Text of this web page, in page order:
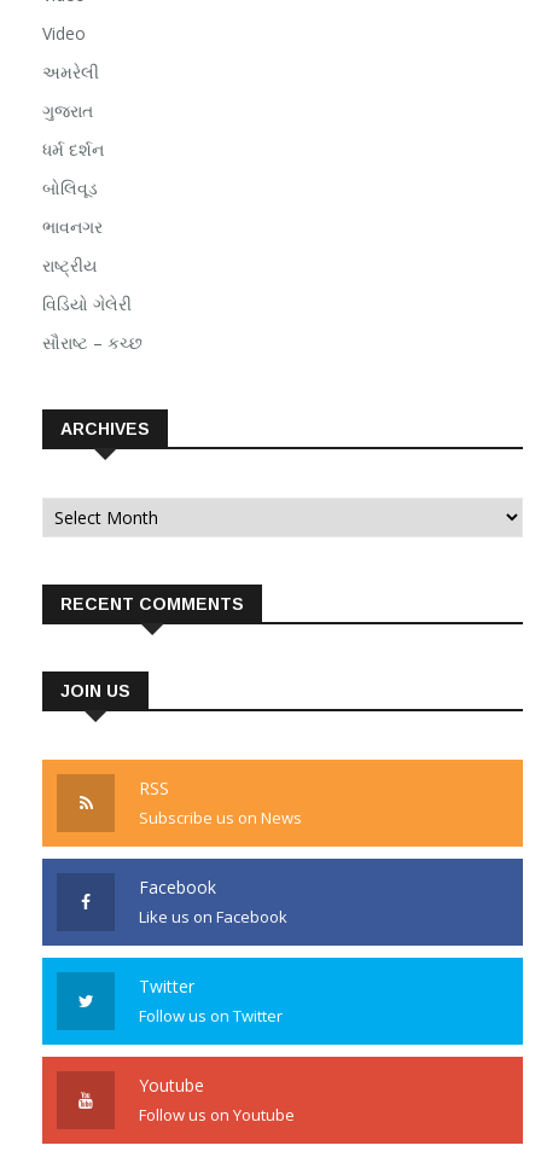
Video
અમરેલી
ગુજરાત
ધર્મ દર્શન
બોલિવૂડ
ભાવનગર
રાષ્ટ્રીય
વિડિયો ગેલેરી
સૌરાષ્ટ – કચ્છ
ARCHIVES
Archives
RECENT COMMENTS
JOIN US
RSS
Subscribe us on News
Facebook
Like us on Facebook
Twitter
Follow us on Twitter
Youtube
Follow us on Youtube